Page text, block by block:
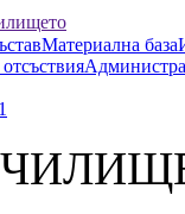
Материална база